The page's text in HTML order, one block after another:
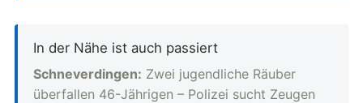
In der Nähe ist auch passiert
Schneverdingen: Zwei jugendliche Räuber
überfallen 46-Jährigen – Polizei sucht Zeugen